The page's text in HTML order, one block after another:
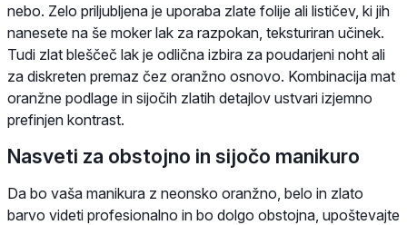
nebo. Zelo priljubljena je uporaba zlate folije ali lističev, ki jih
nanesete na še moker lak za razpokan, teksturiran učinek.
Tudi zlat bleščeč lak je odlična izbira za poudarjeni noht ali
za diskreten premaz čez oranžno osnovo. Kombinacija mat
oranžne podlage in sijočih zlatih detajlov ustvari izjemno
prefinjen kontrast.
Nasveti za obstojno in sijočo manikuro
Da bo vaša manikura z neonsko oranžno, belo in zlato
barvo videti profesionalno in bo dolgo obstojna, upoštevajte